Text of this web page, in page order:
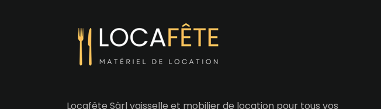
Locafête Sàrl vaisselle et mobilier de location pour tous vos